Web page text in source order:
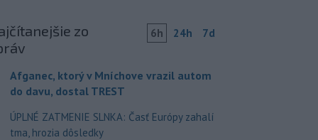
zo
6h 24h 7d
Afganec, ktorý v Mníchove vrazil autom
do davu, dostal TREST
ÚPLNÉ ZATMENIE SLNKA: Časť Európy zahalí
tma, hrozia dôsledky